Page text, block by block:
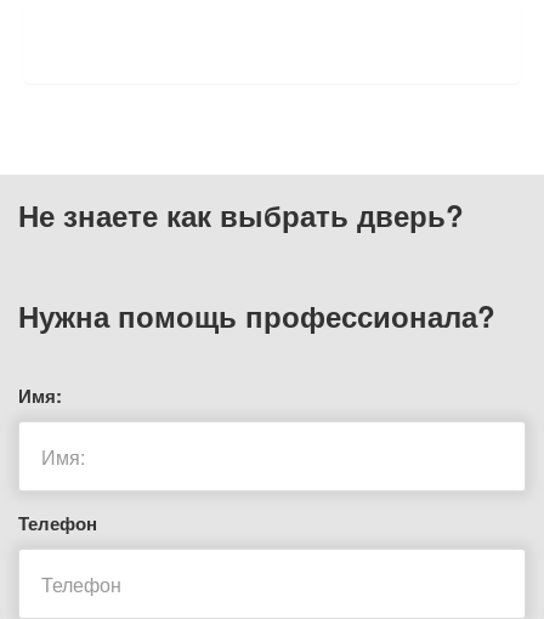
Не знаете как выбрать дверь?
Нужна помощь профессионала?
Имя:
Телефон